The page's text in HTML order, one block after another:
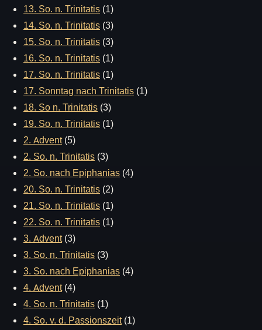
13. So. n. Trinitatis (1)
14. So. n. Trinitatis (3)
15. So. n. Trinitatis (3)
16. So. n. Trinitatis (1)
17. So. n. Trinitatis (1)
17. Sonntag nach Trinitatis (1)
18. So n. Trinitatis (3)
19. So. n. Trinitatis (1)
2. Advent(5)
2. So. n. Trinitatis (3)
2. So. nach Epiphanias (4)
20. So. n. Trinitatis (2)
21. So. n. Trinitatis (1)
22. So. n. Trinitatis (1)
3. Advent(3)
3. So. n. Trinitatis (3)
3. So. nach Epiphanias (4)
4. Advent(4)
4. So. n. Trinitatis (1)
4. So. v. d. Passionszeit(1)